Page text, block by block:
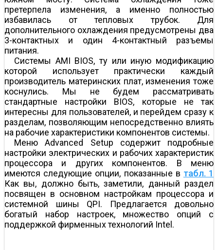
претерпела изменения, а именно полностью
избавилась от тепловых трубок. Для
дополнительного охлаждения предусмотрены два
3-контактных и один 4-контактный разъемы
питания.
Системы AMI BIOS, ту или иную модификацию
которой использует практически каждый
производитель материнских плат, изменения тоже
коснулись. Мы не будем рассматривать
стандартные настройки BIOS, которые не так
интересны для пользователей, и перейдем сразу к
разделам, позволяющим непосредственно влиять
на рабочие характеристики компонентов системы.
Меню Advanced Setup содержит подробные
настройки электрических и рабочих характеристик
процессора и других компонентов. В меню
имеются следующие опции, показанные в табл. 1
Как вы, должно быть, заметили, данный раздел
посвящен в основном настройкам процессора и
системной шины QPI. Предлагается довольно
богатый набор настроек, множество опций с
поддержкой фирменных технологий Intel.